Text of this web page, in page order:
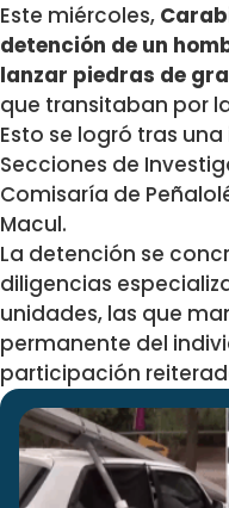
Este miércoles,
detención de un
lanzar piedras de
que transitaban por
Esto se logró tras
Secciones de
Comisaría de
Macul.
La detención se
diligencias
unidades, las que
permanente del
participación